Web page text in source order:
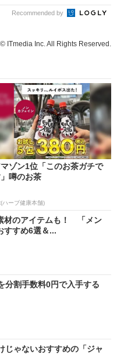
Recommended by
ITmedia Inc. All Rights Reserved.
ゾン1位「このお茶ガチで
噂のお茶
ハーブ健康本舗)
材のアイテムも！ 「メン
すすめ6選＆...
分割手数料0円で入手する
じゃないおすすめの「ジャ